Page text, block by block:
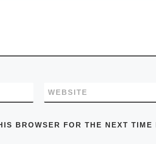
WEBSITE
BROWSER FOR THE NEXT TIME I